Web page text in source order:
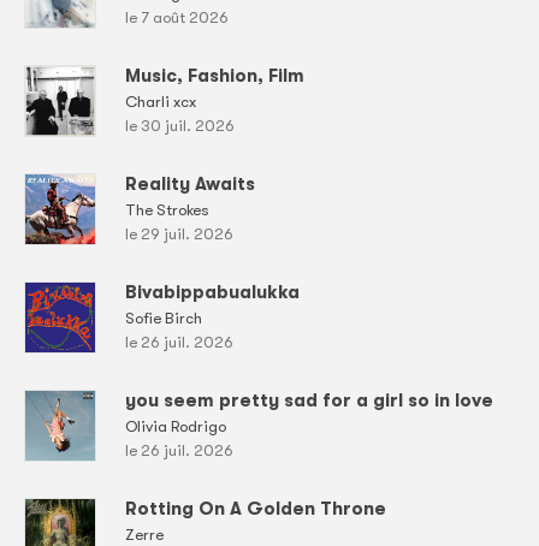
le 7 août 2026
Music, Fashion, Film
Charli xcx
le 30 juil. 2026
Reality Awaits
The Strokes
le 29 juil. 2026
Bivabippabualukka
Sofie Birch
le 26 juil. 2026
you seem pretty sad for a girl so in love
Olivia Rodrigo
le 26 juil. 2026
Rotting On A Golden Throne
Zerre